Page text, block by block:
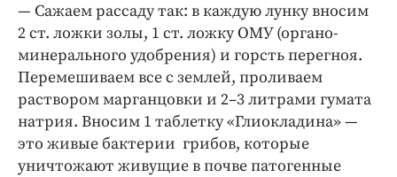
— Сажаем рассаду так: в каждую лунку вносим
2 ст. ложки золы, 1 ст. ложку ОМУ (органо-
минерального удобрения) и горсть перегноя.
Перемешиваем все с землей, проливаем
раствором марганцовки и 2–3 литрами гумата
натрия. Вносим 1 таблетку «Глиокладина» —
это живые бактерии грибов, которые
уничтожают живущие в почве патогенные